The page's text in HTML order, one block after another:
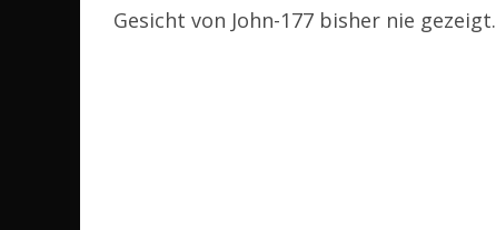
Gesicht von John-177 bisher nie gezeigt.